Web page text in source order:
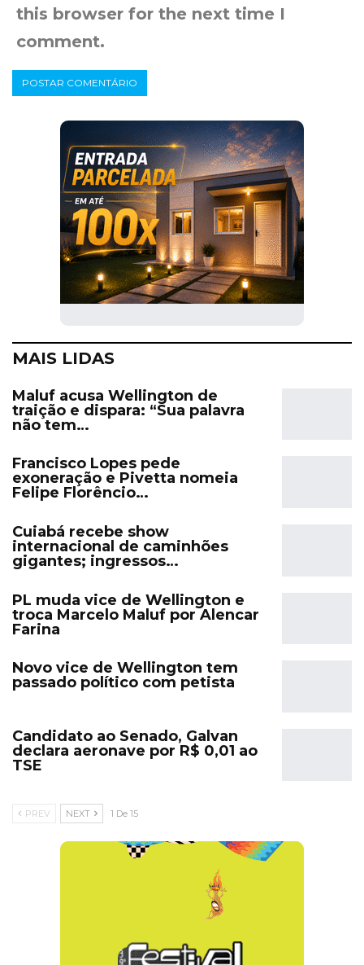
this browser for the next time I
comment.
MAIS LIDAS
Maluf acusa Wellington de
traição e dispara: “Sua palavra
não tem…
Francisco Lopes pede
exoneração e Pivetta nomeia
Felipe Florêncio…
Cuiabá recebe show
internacional de caminhões
gigantes; ingressos…
PL muda vice de Wellington e
troca Marcelo Maluf por Alencar
Farina
Novo vice de Wellington tem
passado político com petista
Candidato ao Senado, Galvan
declara aeronave por R$ 0,01 ao
TSE
PREV NEXT 1 De 15